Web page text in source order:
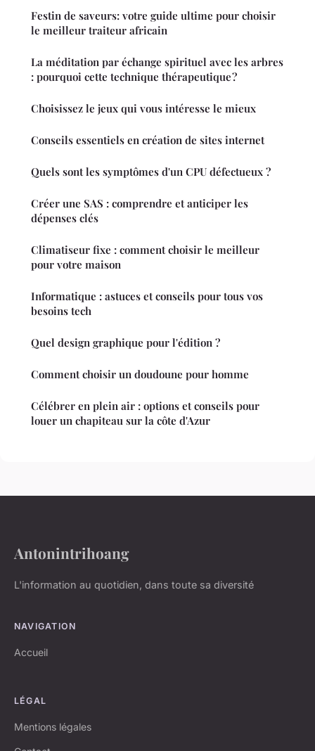
Festin de saveurs: votre guide ultime pour choisir
le meilleur traiteur africain
La méditation par échange spirituel avec les arbres
: pourquoi cette technique thérapeutique ?
Choisissez le jeux qui vous intéresse le mieux
Conseils essentiels en création de sites internet
Quels sont les symptômes d'un CPU défectueux ?
Créer une SAS : comprendre et anticiper les
dépenses clés
Climatiseur fixe : comment choisir le meilleur
pour votre maison
Informatique : astuces et conseils pour tous vos
besoins tech
Quel design graphique pour l'édition ?
Comment choisir un doudoune pour homme
Célébrer en plein air : options et conseils pour
louer un chapiteau sur la côte d'Azur
Antonintrihoang
L'information au quotidien, dans toute sa diversité
NAVIGATION
Accueil
LÉGAL
Mentions légales